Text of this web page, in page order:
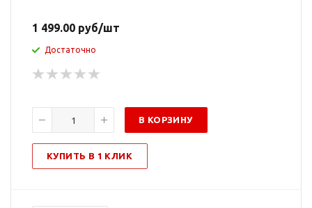
1 499.00 руб/шт
Достаточно
В КОРЗИНУ
КУПИТЬ В 1 КЛИК